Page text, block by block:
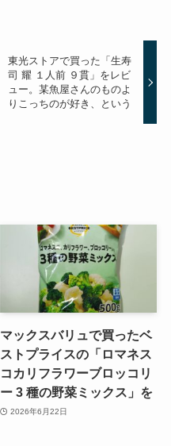
東光ストアで買った「生寿
司 耀 １人前 ９貫」をレビ
ュー。某魚屋さんのものよ
りこっちのが好き、という
マックスバリュで買ったベ
ストプライスの「ロマネス
コカリフラワーブロッコリ
ー 3 種の野菜ミックス」を
2026年6月22日